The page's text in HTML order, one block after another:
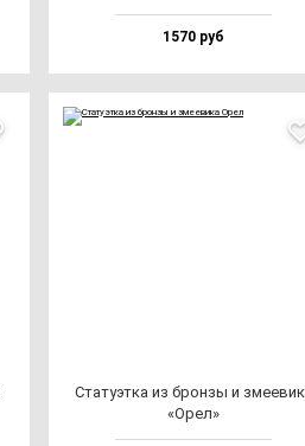
1570 руб
Ста­ту­эт­ка из брон­зы и
«Орел»